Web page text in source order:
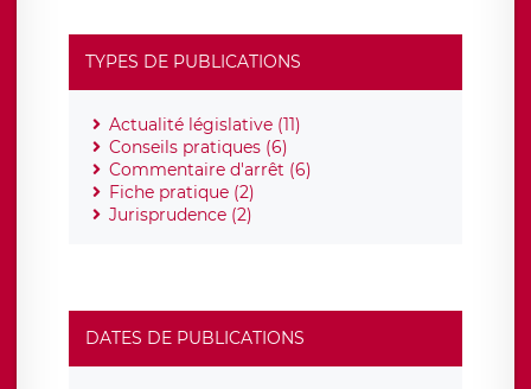
TYPES DE PUBLICATIONS
Actualité législative (11)
Conseils pratiques (6)
Commentaire d'arrêt (6)
Fiche pratique (2)
Jurisprudence (2)
DATES DE PUBLICATIONS